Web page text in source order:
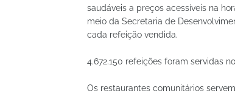
saudáveis a preços acessíveis na
meio da Secretaria de
cada refeição vendida.
4.672.150 refeições foram servidas
Os restaurantes comunitários